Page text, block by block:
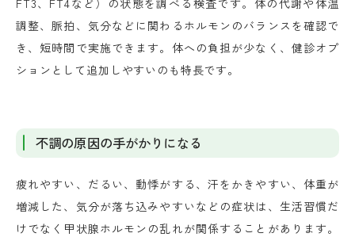
FT3、FT4など）の状態を調べる検査です。体の代謝や体温
調整、脈拍、気分などに関わるホルモンのバランスを確認で
き、短時間で実施できます。体への負担が少なく、健診オプ
ションとして追加しやすいのも特長です。
不調の原因の手がかりになる
疲れやすい、だるい、動悸がする、汗をかきやすい、体重が
増減した、気分が落ち込みやすいなどの症状は、生活習慣だ
けでなく甲状腺ホルモンの乱れが関係することがあります。